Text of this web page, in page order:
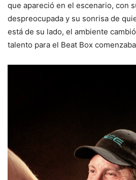
que apareció en el escenario, con
despreocupada y su sonrisa de
está de su lado, el ambiente
talento para el Beat Box